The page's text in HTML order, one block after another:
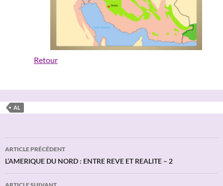
Retour
AL
Navigation
des
articles
ARTICLE PRÉCÉDENT
L’AMERIQUE DU NORD : ENTRE REVE ET REALITE – 2